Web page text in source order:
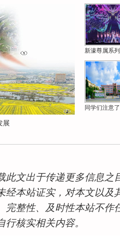
展
新濠尊属系
同学们注意
此文出于传递更多信息之
经本站证实，对本文以及
完整性、及时性本站不作
核实相关内容。